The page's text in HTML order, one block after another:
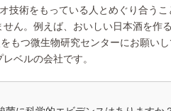
技術をもっている人とめぐり合う
せん。例えば、おいしい日本酒を作
もつ微生物研究センターにお願い
ベルの会社です。